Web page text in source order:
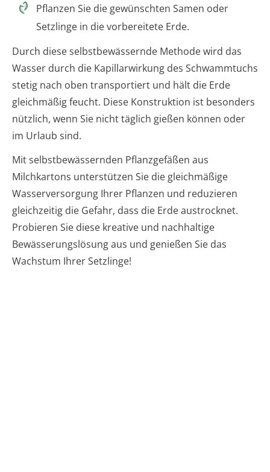
Pflanzen Sie die gewünschten Samen oder
Setzlinge in die vorbereitete Erde.
Durch diese selbstbewässernde Methode wird das
Wasser durch die Kapillarwirkung des Schwammtuchs
stetig nach oben transportiert und hält die Erde
gleichmäßig feucht. Diese Konstruktion ist besonders
nützlich, wenn Sie nicht täglich gießen können oder
im Urlaub sind.
Mit selbstbewässernden Pflanzgefäßen aus
Milchkartons unterstützen Sie die gleichmäßige
Wasserversorgung Ihrer Pflanzen und reduzieren
gleichzeitig die Gefahr, dass die Erde austrocknet.
Probieren Sie diese kreative und nachhaltige
Bewässerungslösung aus und genießen Sie das
Wachstum Ihrer Setzlinge!